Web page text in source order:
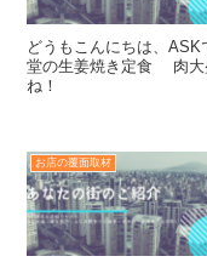
どうもこんにちは、
堂の生姜焼き定食 肉大
ね！
お店の覆面取材